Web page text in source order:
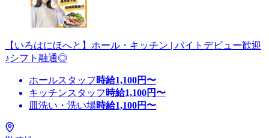
【いろはにほへと】ホール・キッチン | バイトデビュー歓迎
♪シフト融通◎
ホールスタッフ 時給1,100円〜
キッチンスタッフ 時給1,100円〜
皿洗い・洗い場時給1,100円〜